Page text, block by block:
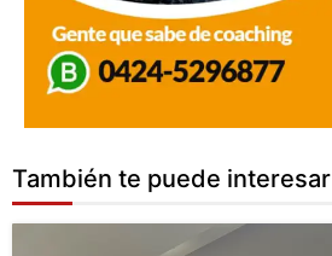
También te puede interesar